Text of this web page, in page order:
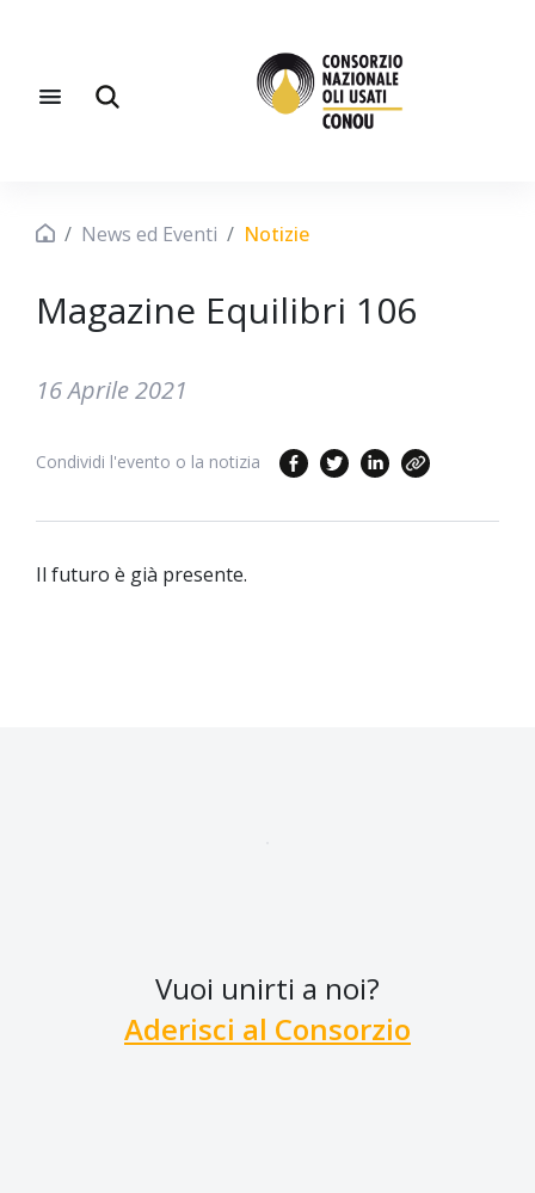
News ed Eventi Notizie
Magazine Equilibri 106
16 Aprile 2021
Condividi l'evento o la notizia
Il futuro è già presente.
Vuoi unirti a noi?
Aderisci al Consorzio